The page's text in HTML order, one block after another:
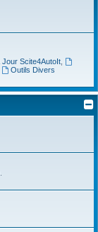
r
Jour Scite4AutoIt,
Outils Divers